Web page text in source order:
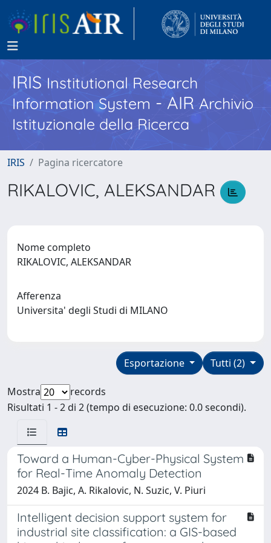
IRISInstitutional Research
Information System - AIR Archivio
Istituzionale della Ricerca
IRIS Pagina ricercatore
RIKALOVIC, ALEKSANDAR
Nome completo
RIKALOVIC, ALEKSANDAR
Afferenza
Universita' degli Studi di MILANO
Tutti (2)
Esportazione
Mostra
records
Risultati 1 - 2 di 2 (tempo di esecuzione: 0.0 secondi).
Toward a Human-Cyber-Physical System
for Real-Time Anomaly Detection
2024 B. Bajic, A. Rikalovic, N. Suzic, V. Piuri
Intelligent decision support system for
industrial site classification: a GIS-based